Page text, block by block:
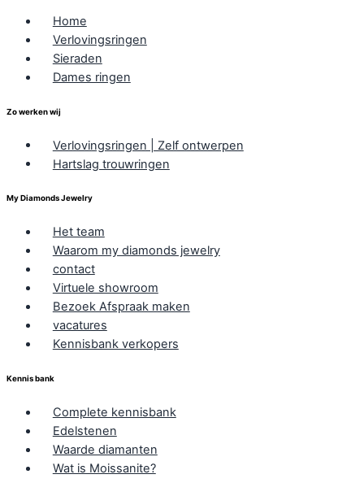
Home
Verlovingsringen
Sieraden
Dames ringen
Zo werken wij
Verlovingsringen | Zelf ontwerpen
Hartslag trouwringen
My Diamonds Jewelry
Het team
Waarom my diamonds jewelry
contact
Virtuele showroom
Bezoek Afspraak maken
vacatures
Kennisbank verkopers
Kennis bank
Complete kennisbank
Edelstenen
Waarde diamanten
Wat is Moissanite?